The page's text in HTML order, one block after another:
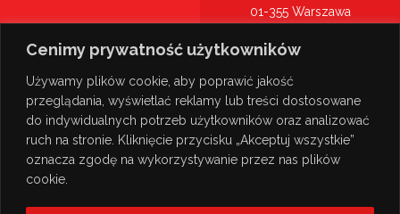
Cenimy prywatność użytkowników
Używamy plików cookie, aby poprawić jakość
przeglądania, wyświetlać reklamy lub treści dostosowane
do indywidualnych potrzeb użytkowników oraz analizować
ruch na stronie. Kliknięcie przycisku „Akceptuj wszystkie”
oznacza zgodę na wykorzystywanie przez nas plików
cookie.
tel. (+48) 022 336 90 00
01-355 Warszawa
Zobacz na mapie >